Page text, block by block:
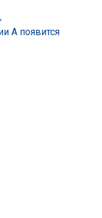
А появится